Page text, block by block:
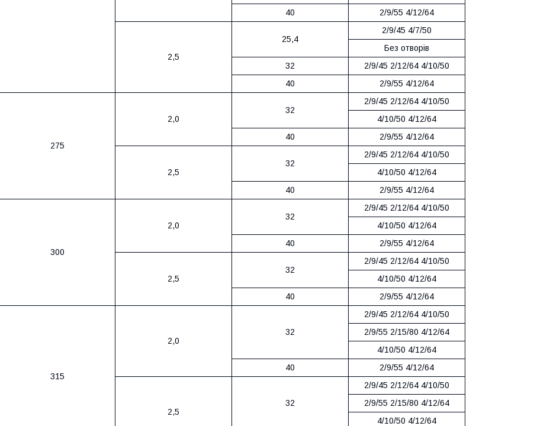
40
2/9/55 4/12/64
2,5
25,4
2/9/45 4/7/50
Без отворів
32
2/9/45 2/12/64 4/10/50
40
2/9/55 4/12/64
275
2,0
32
2/9/45 2/12/64 4/10/50
4/10/50 4/12/64
40
2/9/55 4/12/64
2,5
32
2/9/45 2/12/64 4/10/50
4/10/50 4/12/64
40
2/9/55 4/12/64
300
2,0
32
2/9/45 2/12/64 4/10/50
4/10/50 4/12/64
40
2/9/55 4/12/64
2,5
32
2/9/45 2/12/64 4/10/50
4/10/50 4/12/64
40
2/9/55 4/12/64
315
2,0
32
2/9/45 2/12/64 4/10/50
2/9/55 2/15/80 4/12/64
4/10/50 4/12/64
40
2/9/55 4/12/64
2,5
32
2/9/45 2/12/64 4/10/50
2/9/55 2/15/80 4/12/64
4/10/50 4/12/64